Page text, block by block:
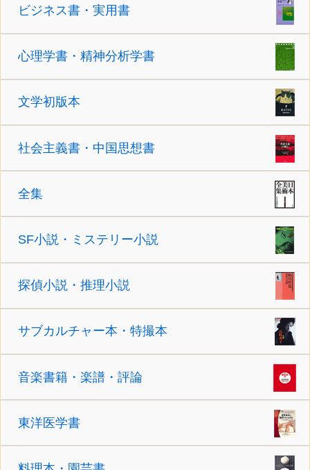
ビジネス書・実用書
心理学書・精神分析学書
文学初版本
社会主義書・中国思想書
全集
SF小説・ミステリー小説
探偵小説・推理小説
サブカルチャー本・特撮本
音楽書籍・楽譜・評論
東洋医学書